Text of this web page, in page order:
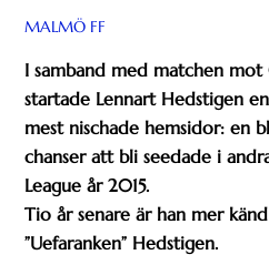
MALMÖ FF
I samband med matchen mot
startade Lennart Hedstigen
mest nischade hemsidor: en
chanser att bli seedade i
League år 2015.
Tio år senare är han mer
”Uefaranken” Hedstigen.